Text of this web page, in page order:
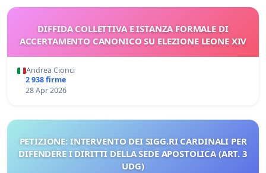
DIFFIDA COLLETTIVA E ISTANZA FORMALE DI
ACCERTAMENTO CANONICO SU ELEZIONE LEONE XIV
Andrea Cionci
2 938 firme
28 Apr 2026
PETIZIONE: INTERVENTO DEI SIGG.RI CARDINALI PER
DIFENDERE I DIRITTI DELLA SEDE APOSTOLICA (ART. 3
UDG)